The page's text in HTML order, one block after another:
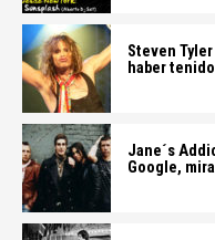
Steven
haber
Jane´s
Google,